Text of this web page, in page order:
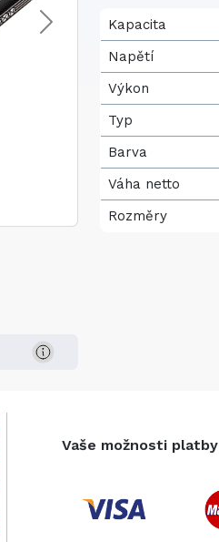
Kapacita
Napětí
Výkon
Typ
Barva
Váha netto
Rozměry
Vaše možnosti platby